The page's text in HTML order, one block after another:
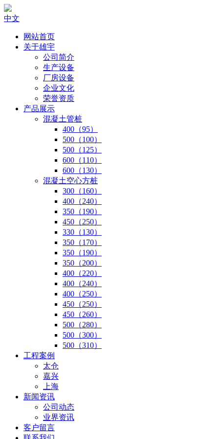
中文
网站首页
关于雄宇
公司简介
生产设备
厂房设备
企业文化
荣誉资质
产品展示
混凝土管桩
400（95）
500（100）
500（125）
600（110）
600（130）
混凝土空心方桩
300（160）
400（240）
350（190）
450（250）
330（130）
350（170）
350（190）
350（200）
400（220）
400（240）
400（250）
450（250）
450（260）
500（280）
500（300）
500（310）
工程案例
太仓
嘉兴
上海
新闻资讯
公司动态
业界资讯
客户留言